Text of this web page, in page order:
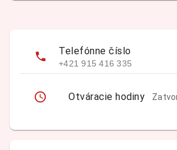
Telefónne číslo
+421 915 416 335
Otváracie hodiny